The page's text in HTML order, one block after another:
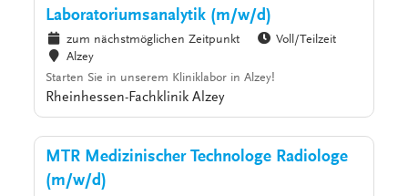
Laboratoriumsanalytik (m/w/d)
zum nächstmöglichen Zeitpunkt
Voll/Teilzeit
Alzey
Starten Sie in unserem Kliniklabor in Alzey!
Rheinhessen-Fachklinik Alzey
MTR Medizinischer Technologe Radiologe
(m/w/d)